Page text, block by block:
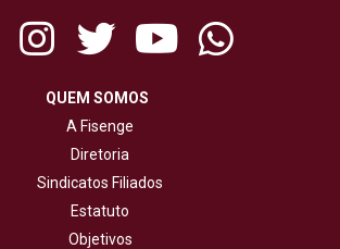
QUEM SOMOS
A Fisenge
Diretoria
Sindicatos Filiados
Estatuto
Objetivos